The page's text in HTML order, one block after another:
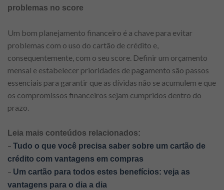
problemas no score
Um bom planejamento financeiro é a chave para evitar
problemas com o uso do cartão de crédito e,
consequentemente, com o seu score. Definir um orçamento
mensal e estabelecer prioridades de pagamento são passos
essenciais para garantir que as dívidas não se acumulem e que
os compromissos financeiros sejam cumpridos dentro do
prazo.
Leia mais conteúdos relacionados:
– Tudo o que você precisa saber sobre um cartão de
crédito com vantagens em compras
– Um cartão para todos estes benefícios: veja as
vantagens para o dia a dia